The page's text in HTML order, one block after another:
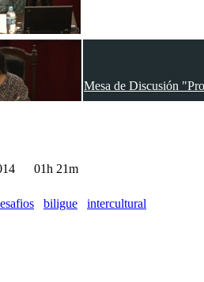
Mesa de Discusión
01h 21m
biligue intercultural